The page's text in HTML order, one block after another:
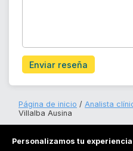
Enviar reseña
Página de inicio Analista
Villalba Ausina
Personalizamos tu experiencia